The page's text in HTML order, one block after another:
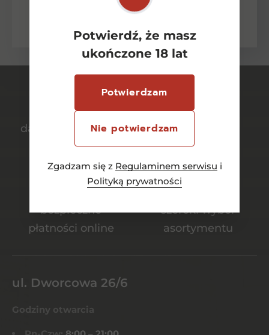
Potwierdź, że masz
ukończone 18 lat
Potwierdzam
Nie potwierdzam
Zgadzam się z Regulaminem serwisu i
Polityką prywatności
zasadami ochrony danych osobowych
wyrażonych w Polityce Prywatności.
darmowa dostawa
od 700 zł
bezpieczny
transport
bezpieczne
płatności online
szeroki wybór
asortymentu
ul. Dworcowa 26/6
Godziny otwarcia